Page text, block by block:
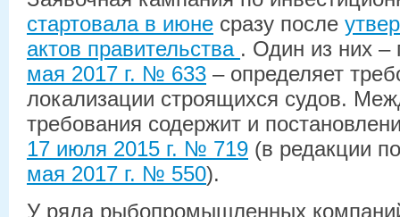
стартовала в июне сразу после
актов правительства . Один из них –
мая 2017 г. № 633 – определяет
локализации строящихся судов.
требования содержит и
17 июля 2015 г. № 719 (в редакции
мая 2017 г. № 550).
У ряда рыбопромышленных